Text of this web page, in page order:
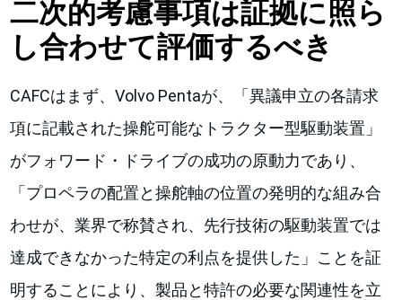
二次的考慮事項は証拠に照ら
し合わせて評価するべき
CAFCはまず、Volvo Pentaが、「異議申立の各請求
項に記載された操舵可能なトラクター型駆動装置」
がフォワード・ドライブの成功の原動力であり、
「プロペラの配置と操舵軸の位置の発明的な組み合
わせが、業界で称賛され、先行技術の駆動装置では
達成できなかった特定の利点を提供した」ことを証
明することにより、製品と特許の必要な関連性を立